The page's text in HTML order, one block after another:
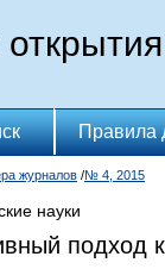
Правила
журналов /№ 4, 2015
науки
подход